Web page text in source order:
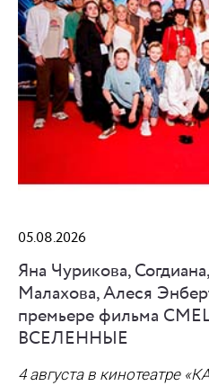
05.08.2026
Яна Чурикова,
Малахова, Алеся
премьере фильма
ВСЕЛЕННЫЕ
4 августа в кинотеатре